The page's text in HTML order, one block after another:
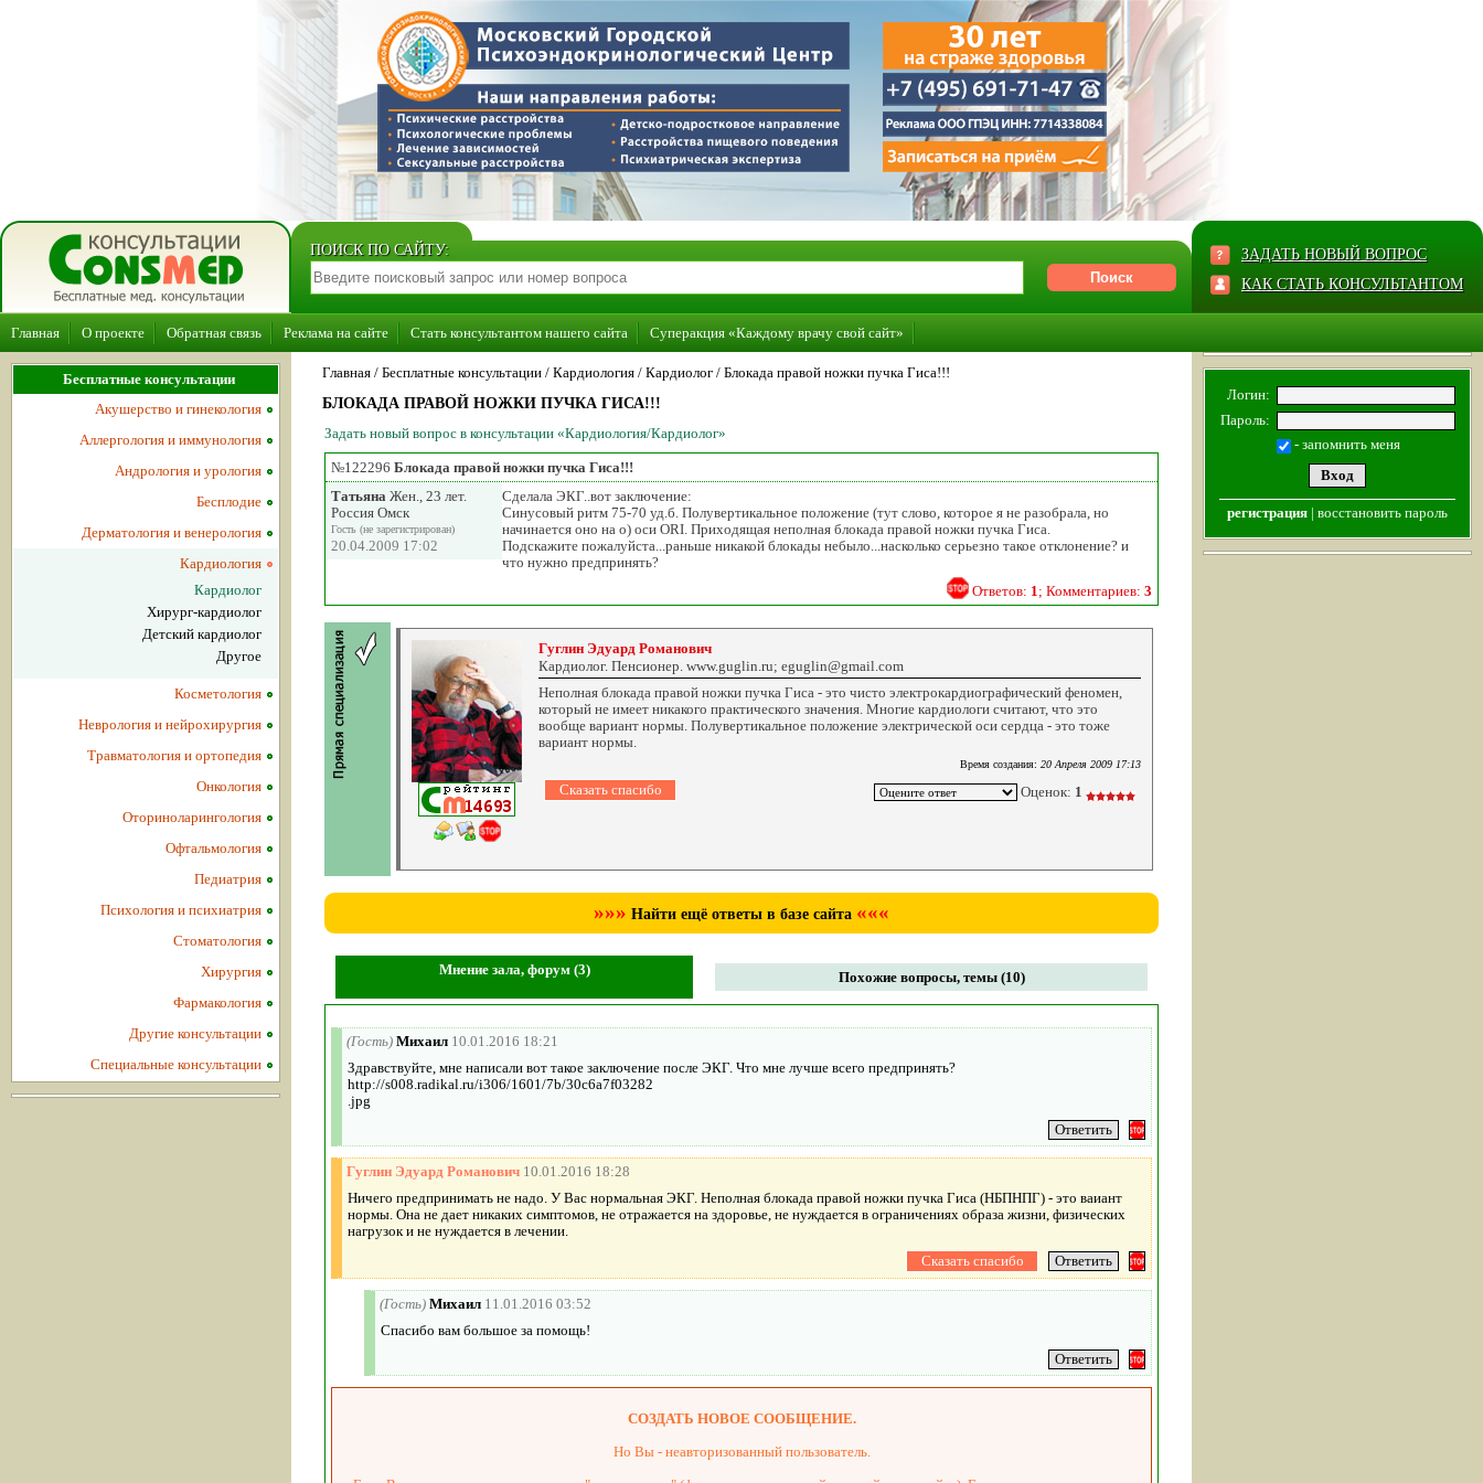
ПОИСК ПО САЙТУ:
ЗАДАТЬ НОВЫЙ ВОПРОС
КАК СТАТЬ КОНСУЛЬТАНТОМ
Главная О проекте Обратная связь Реклама на сайте Стать консультантом нашего сайта Суперакция «Каждому врачу свой сайт»
Главная / Бесплатные консультации / Кардиология / Кардиолог / Блокада правой ножки пучка Гиса!!!
БЛОКАДА ПРАВОЙ НОЖКИ ПУЧКА ГИСА!!!
Задать новый вопрос в консультации «Кардиология/Кардиолог»
№122296 Блокада правой ножки пучка Гиса!!!
Татьяна Жен., 23 лет.
Россия Омск
Гость (не зарегистрирован)
20.04.2009 17:02
Сделала ЭКГ..вот заключение:
Синусовый ритм 75-70 уд.б. Полувертикальное положение (тут слово, которое я не разобрала, но
начинается оно на о) оси ORI. Приходящая неполная блокада правой ножки пучка Гиса.
Подскажите пожалуйста...раньше никакой блокады небыло...насколько серьезно такое отклонение? и
что нужно предпринять?
Ответов: 1; Комментариев: 3
Гуглин Эдуард Романович
Кардиолог. Пенсионер. www.guglin.ru; eguglin@gmail.com
Неполная блокада правой ножки пучка Гиса - это чисто электрокардиографический феномен,
который не имеет никакого практического значения. Многие кардиологи считают, что это
вообще вариант нормы. Полувертикальное положение электрической оси сердца - это тоже
вариант нормы.
Время создания: 20 Апреля 2009 17:13
Оценок: 1
»»» Найти ещё ответы в базе сайта «««
Мнение зала, форум (3) Похожие вопросы, темы (10)
(Гость) Михаил 10.01.2016 18:21
Здравствуйте, мне написали вот такое заключение после ЭКГ. Что мне лучше всего предпринять?
http://s008.radikal.ru/i306/1601/7b/30c6a7f03282
.jpg
Гуглин Эдуард Романович 10.01.2016 18:28
Ничего предпринимать не надо. У Вас нормальная ЭКГ. Неполная блокада правой ножки пучка Гиса (НБПНПГ) - это ваиант
нормы. Она не дает никаких симптомов, не отражается на здоровье, не нуждается в ограничениях образа жизни, физических
нагрузок и не нуждается в лечении.
(Гость) Михаил 11.01.2016 03:52
Спасибо вам большое за помощь!
СОЗДАТЬ НОВОЕ СООБЩЕНИЕ.
Но Вы - неавторизованный пользователь.
Бесплатные консультации
Акушерство и гинекология
Аллергология и иммунология
Андрология и урология
Бесплодие
Дерматология и венерология
Кардиология
Кардиолог
Хирург-кардиолог
Детский кардиолог
Другое
Косметология
Неврология и нейрохирургия
Травматология и ортопедия
Онкология
Оториноларингология
Офтальмология
Педиатрия
Психология и психиатрия
Стоматология
Хирургия
Фармакология
Другие консультации
Специальные консультации
Логин:
Пароль:
- запомнить меня
регистрация | восстановить пароль